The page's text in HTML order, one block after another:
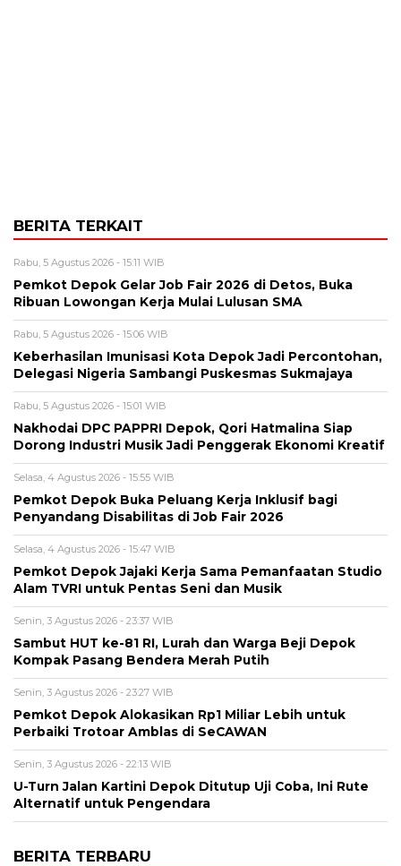
BERITA TERKAIT
Rabu, 5 Agustus 2026 - 15:11 WIB
Pemkot Depok Gelar Job Fair 2026 di Detos, Buka
Ribuan Lowongan Kerja Mulai Lulusan SMA
Rabu, 5 Agustus 2026 - 15:06 WIB
Keberhasilan Imunisasi Kota Depok Jadi Percontohan,
Delegasi Nigeria Sambangi Puskesmas Sukmajaya
Rabu, 5 Agustus 2026 - 15:01 WIB
Nakhodai DPC PAPPRI Depok, Qori Hatmalina Siap
Dorong Industri Musik Jadi Penggerak Ekonomi Kreatif
Selasa, 4 Agustus 2026 - 15:55 WIB
Pemkot Depok Buka Peluang Kerja Inklusif bagi
Penyandang Disabilitas di Job Fair 2026
Selasa, 4 Agustus 2026 - 15:47 WIB
Pemkot Depok Jajaki Kerja Sama Pemanfaatan Studio
Alam TVRI untuk Pentas Seni dan Musik
Senin, 3 Agustus 2026 - 23:37 WIB
Sambut HUT ke-81 RI, Lurah dan Warga Beji Depok
Kompak Pasang Bendera Merah Putih
Senin, 3 Agustus 2026 - 23:27 WIB
Pemkot Depok Alokasikan Rp1 Miliar Lebih untuk
Perbaiki Trotoar Amblas di SeCAWAN
Senin, 3 Agustus 2026 - 22:13 WIB
U-Turn Jalan Kartini Depok Ditutup Uji Coba, Ini Rute
Alternatif untuk Pengendara
BERITA TERBARU